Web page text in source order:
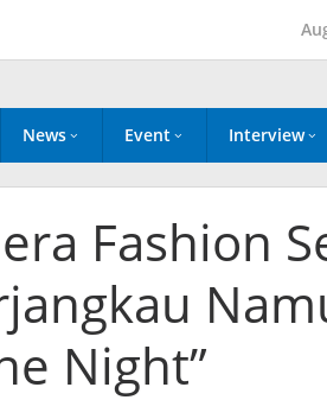
News Event Interview
Fashion
Night”